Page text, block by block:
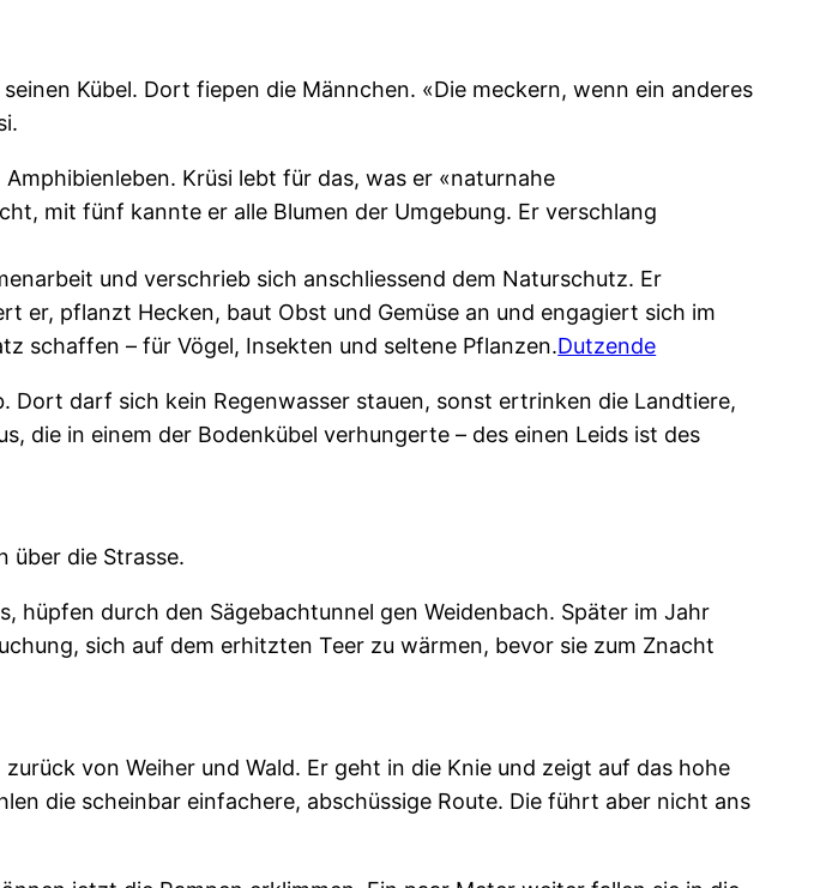
Kübel. Dort fiepen die Männchen. «Die meckern, wenn ein anderes
Krüsi lebt für das, was er «naturnahe
mit fünf kannte er alle Blumen der Umgebung. Er verschlang
und verschrieb sich anschliessend dem Naturschutz. Er
er, pflanzt Hecken, baut Obst und Gemüse an und engagiert sich im
schaffen – für Vögel, Insekten und seltene Pflanzen.Dutzende
Dort darf sich kein Regenwasser stauen, sonst ertrinken die Landtiere,
die in einem der Bodenkübel verhungerte – des einen Leids ist des
über die Strasse.
hüpfen durch den Sägebachtunnel gen Weidenbach. Später im Jahr
sich auf dem erhitzten Teer zu wärmen, bevor sie zum Znacht
von Weiher und Wald. Er geht in die Knie und zeigt auf das hohe
die scheinbar einfachere, abschüssige Route. Die führt aber nicht ans